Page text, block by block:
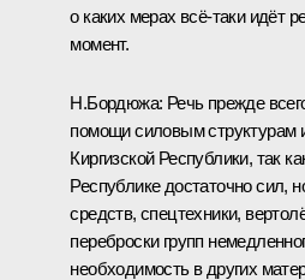
о каких мерах всё‑таки идёт
момент.
Н.Бордюжа: Речь прежде
помощи силовым структурам
Киргизской Республики, так
Республике достаточно сил,
средств, спецтехники,
переброски групп
необходимость в других